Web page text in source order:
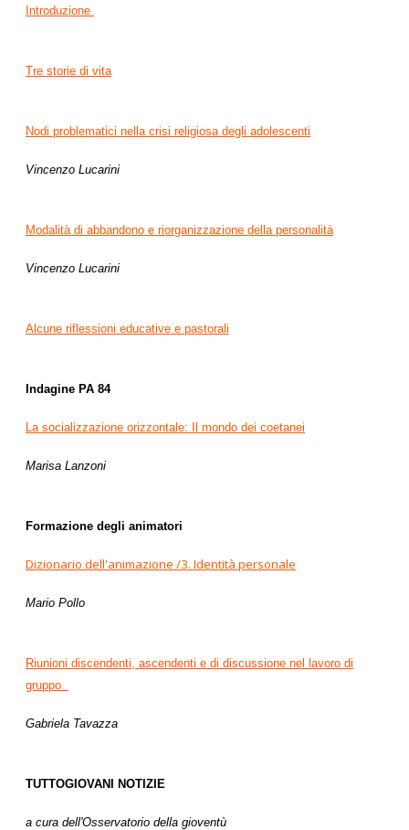
Introduzione
Tre storie di vita
Nodi problematici nella crisi religiosa degli adolescenti
Vincenzo Lucarini
Modalità di abbandono e riorganizzazione della personalità
Vincenzo Lucarini
Alcune riflessioni educative e pastorali
Indagine PA 84
La socializzazione orizzontale: Il mondo dei coetanei
Marisa Lanzoni
Formazione degli animatori
Dizionario dell'animazione /3. Identità personale
Mario Pollo
Riunioni discendenti, ascendenti e di discussione nel lavoro di
gruppo
Gabriela Tavazza
TUTTOGIOVANI NOTIZIE
a cura dell'Osservatorio della gioventù